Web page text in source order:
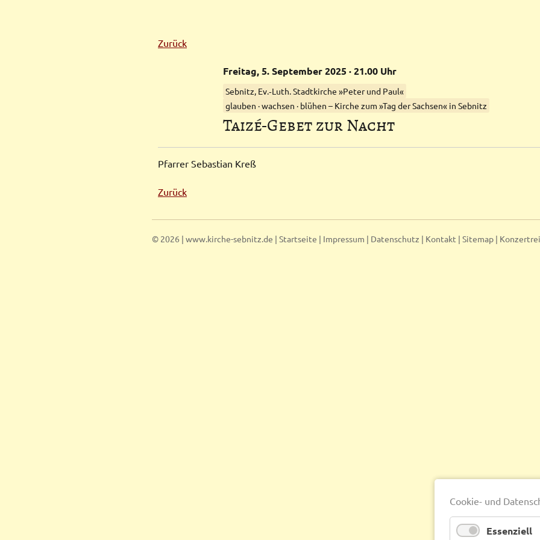
Zurück
Freitag,5.September2025· 21.00 Uhr
Sebnitz, Ev.‑Luth. Stadtkirche »Peter und Paul«
glauben · wachsen · blühen – Kirche zum »Tag der Sachsen« in Sebnitz
Taizé-Gebet zur Nacht
Pfarrer Sebastian Kreß
Zurück
© 2026 | www.kirche-sebnitz.de | Startseite | Impressum | Datenschutz | Kontakt | Sitemap |
Cookie- und
Essenziell